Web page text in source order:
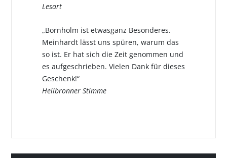
Lesart
„Bornholm ist etwasganz Besonderes.
Meinhardt lässt uns spüren, warum das
so ist. Er hat sich die Zeit genommen und
es aufgeschrieben. Vielen Dank für dieses
Geschenk!“
Heilbronner Stimme